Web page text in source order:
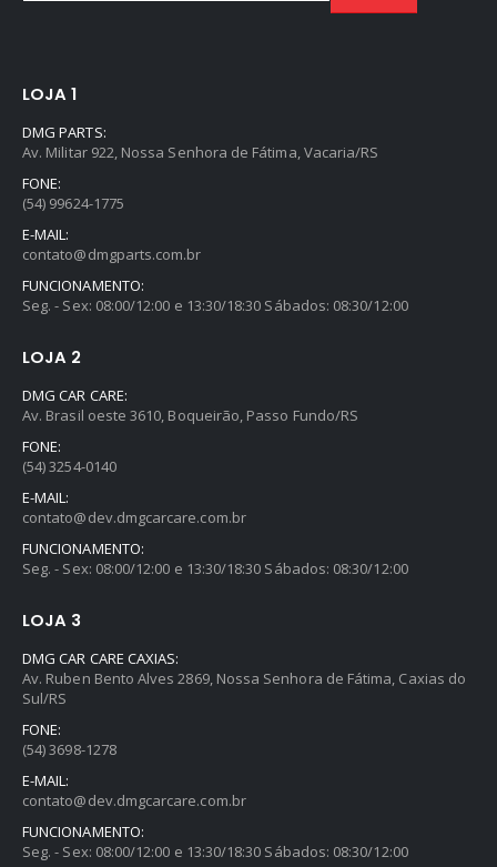
LOJA 1
DMG PARTS:
Av. Militar 922, Nossa Senhora de Fátima, Vacaria/RS
FONE:
(54) 99624-1775
E-MAIL:
contato@dmgparts.com.br
FUNCIONAMENTO:
Seg. - Sex: 08:00/12:00 e 13:30/18:30 Sábados: 08:30/12:00
LOJA 2
DMG CAR CARE:
Av. Brasil oeste 3610, Boqueirão, Passo Fundo/RS
FONE:
(54) 3254-0140
E-MAIL:
contato@dev.dmgcarcare.com.br
FUNCIONAMENTO:
Seg. - Sex: 08:00/12:00 e 13:30/18:30 Sábados: 08:30/12:00
LOJA 3
DMG CAR CARE CAXIAS:
Av. Ruben Bento Alves 2869, Nossa Senhora de Fátima, Caxias do
Sul/RS
FONE:
(54) 3698-1278
E-MAIL:
contato@dev.dmgcarcare.com.br
FUNCIONAMENTO:
Seg. - Sex: 08:00/12:00 e 13:30/18:30 Sábados: 08:30/12:00